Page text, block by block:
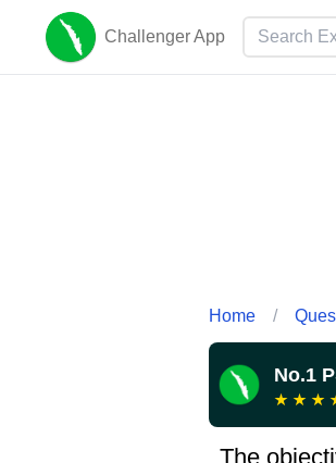
Challenger App
Home /
No.1
★ ★ ★
The